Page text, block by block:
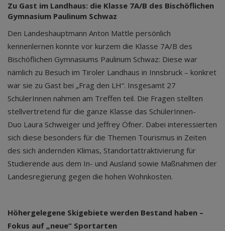
Zu Gast im Landhaus: die Klasse 7A/B des Bischöflichen
Gymnasium Paulinum Schwaz
Den Landeshauptmann Anton Mattle persönlich
kennenlernen konnte vor kurzem die Klasse 7A/B des
Bischöflichen Gymnasiums Paulinum Schwaz: Diese war
nämlich zu Besuch im Tiroler Landhaus in Innsbruck – konkret
war sie zu Gast bei „Frag den LH“. Insgesamt 27
SchülerInnen nahmen am Treffen teil. Die Fragen stellten
stellvertretend für die ganze Klasse das SchülerInnen-
Duo Laura Schweiger und Jeffrey Öfner. Dabei interessierten
sich diese besonders für die Themen Tourismus in Zeiten
des sich ändernden Klimas, Standortattraktivierung für
Studierende aus dem In- und Ausland sowie Maßnahmen der
Landesregierung gegen die hohen Wohnkosten.
Höhergelegene Skigebiete werden Bestand haben –
Fokus auf „neue“ Sportarten